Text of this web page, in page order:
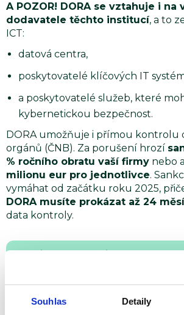
Souhlas Detaily
A POZOR! DORA se vztahuje i na
dodavatele těchto institucí, a to
ICT:
datová centra,
poskytovatelé klíčových IT
a poskytovatelé služeb, které
kybernetickou bezpečnost.
DORA umožňuje i přímou kontrolu
orgánů (ČNB). Za porušení hrozí
% ročního obratu vaší firmy nebo
milionu eur pro jednotlivce.
vymáhat od začátku roku 2025,
DORA musíte prokázat až 24
data kontroly.
Chci konzultaci k DORA